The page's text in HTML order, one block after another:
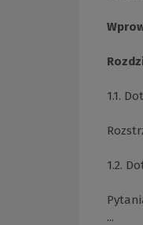
1.1.
1.2.
...